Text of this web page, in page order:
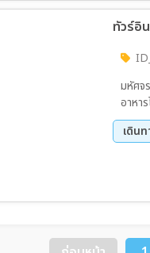
ทัวร์อิ
มหัศจ
อาหา
เดิน